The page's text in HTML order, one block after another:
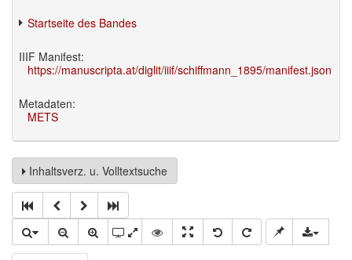
Startseite des Bandes
IIIF Manifest:
https://manuscripta.at/diglit/iiif/schiffmann_1895/manifest.json
Metadaten:
METS
Inhaltsverz. u. Volltextsuche